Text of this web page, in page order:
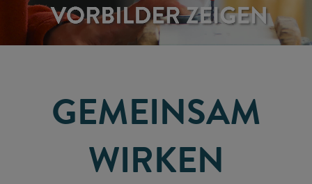
GEMEINSAM
WIRKEN